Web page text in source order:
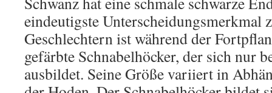
eindeutigste Unterscheidungsmerkmal
Geschlechtern ist während der
gefärbte Schnabelhöcker, der sich nur
ausbildet. Seine Größe variiert in